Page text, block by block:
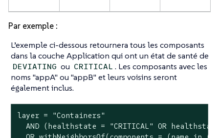
Par exemple :
L’exemple ci-dessous retournera tous les composants
dans la couche Application qui ont un état de santé de
DEVIATING ou CRITICAL . Les composants avec les
noms "appA" ou "appB" et leurs voisins seront
également inclus.
layer = "Containers"
AND (healthstate = "CRITICAL" OR